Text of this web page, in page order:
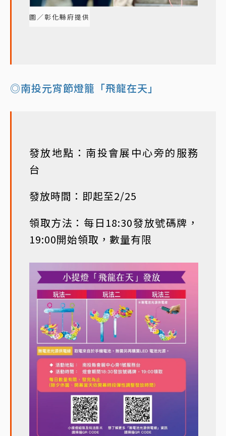
圖／彰化縣府提供
◎南投元宵節燈籠「飛龍在天」
發放地點：南投會展中心旁的服務
台
發放時間：即起至2/25
領取方法：每日18:30發放號碼牌，
19:00開始領取，數量有限